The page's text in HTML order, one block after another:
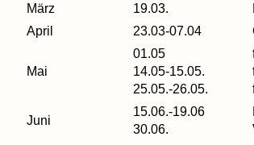
März
19.03.
April
23.03-07.04
Mai
01.05
14.05-15.05.
25.05.-26.05.
Juni
15.06.-19.06
30.06.